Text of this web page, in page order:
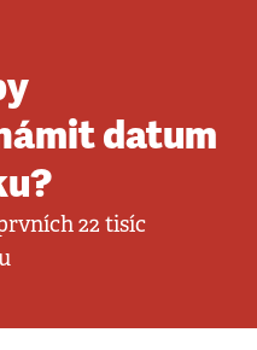
datum
22 tisíc